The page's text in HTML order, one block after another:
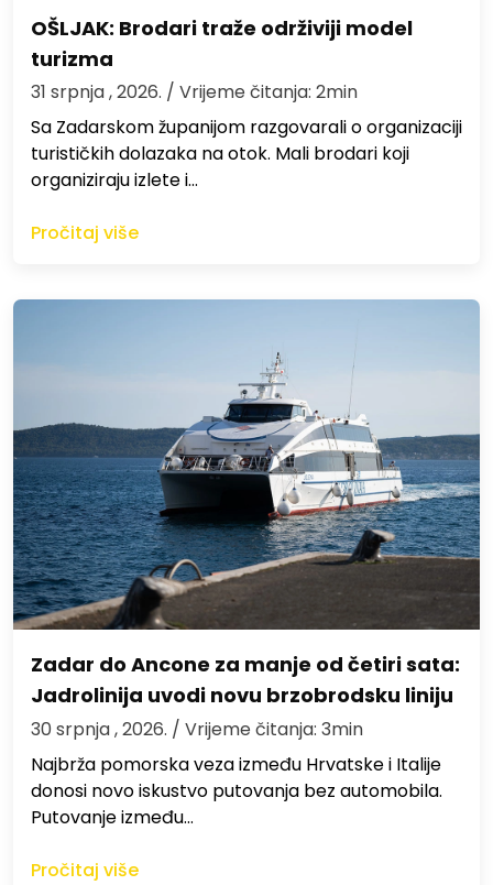
OŠLJAK: Brodari traže održiviji model
turizma
31 srpnja , 2026. / Vrijeme čitanja: 2min
Sa Zadarskom županijom razgovarali o organizaciji
turističkih dolazaka na otok. Mali brodari koji
organiziraju izlete i…
Pročitaj više
Zadar do Ancone za manje od četiri sata:
Jadrolinija uvodi novu brzobrodsku liniju
30 srpnja , 2026. / Vrijeme čitanja: 3min
Najbrža pomorska veza između Hrvatske i Italije
donosi novo iskustvo putovanja bez automobila.
Putovanje između…
Pročitaj više